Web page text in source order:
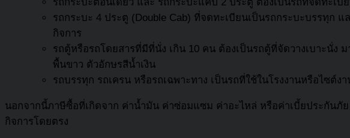
รถกระบะ 4 ประตู (Double Cab) ที่จดทะเบียนเป็นรถกระบะบรรทุ
กิจการ
รถตู้หรือรถโดยสารที่มีที่นั่ง เกิน 10 คน ต้องเป็นรถตู้ที่จัดวางเบาะนั่
พื้นขาว ตัวอักษรสีน้ำเงิน
รถบรรทุก รถเครน หรือรถเฉพาะทาง เป็นรถที่ใช้ในโรงงานหรือไซต์
นอกจากนี้ภาษีซื้อที่เกิดจาก ค่าน้ำมัน ค่าซ่อมแซม ค่าอะไหล่ หรือค่าเบี้ยประกันภั
กิจการโดยตรง